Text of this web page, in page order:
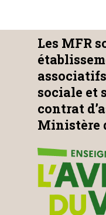
Les MFR
sociale et
contrat
Ministère